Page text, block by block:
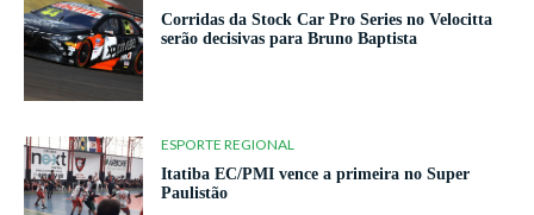
Corridas da Stock Car Pro Series no Velocitta
serão decisivas para Bruno Baptista
ESPORTE REGIONAL
Itatiba EC/PMI vence a primeira no Super
Paulistão